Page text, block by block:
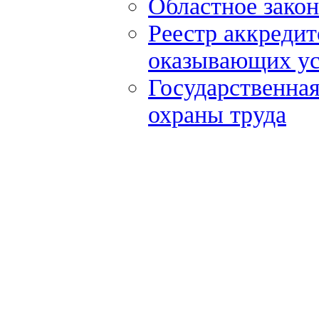
Областное
Реестр
оказывающих
охраны труда